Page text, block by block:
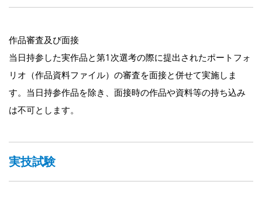
作品審査及び面接
当日持参した実作品と第1次選考の際に提出されたポートフォ
リオ（作品資料ファイル）の審査を面接と併せて実施しま
す。当日持参作品を除き、面接時の作品や資料等の持ち込み
は不可とします。
実技試験